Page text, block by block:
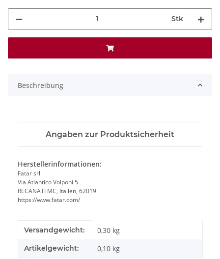
Stk
Beschreibung
Angaben zur Produktsicherheit
Herstellerinformationen:
Fatar srl
Via Atlantico Volponi 5
RECANATI MC, Italien, 62019
https://www.fatar.com/
Produkteigenschaft
Wert
Versandgewicht: 0,30 kg
Artikelgewicht: 0,10 kg